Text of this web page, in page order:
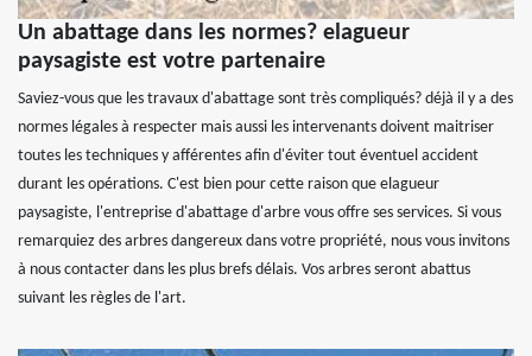
Un abattage dans les normes? elagueur
paysagiste est votre partenaire
Saviez-vous que les travaux d'abattage sont très compliqués? déjà il y a des
normes légales à respecter mais aussi les intervenants doivent maitriser
toutes les techniques y afférentes afin d'éviter tout éventuel accident
durant les opérations. C'est bien pour cette raison que elagueur
paysagiste, l'entreprise d'abattage d'arbre vous offre ses services. Si vous
remarquiez des arbres dangereux dans votre propriété, nous vous invitons
à nous contacter dans les plus brefs délais. Vos arbres seront abattus
suivant les règles de l'art.